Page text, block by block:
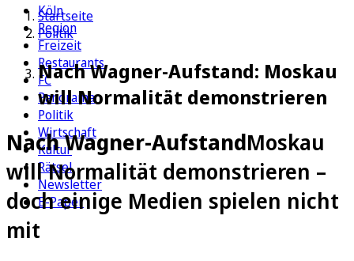
Köln
Region
Freizeit
Restaurants
FC
Panorama
Politik
Wirtschaft
Kultur
Rätsel
Newsletter
E-Paper
Startseite
Politik
Nach Wagner-Aufstand: Moskau
will Normalität demonstrieren
Nach Wagner-AufstandMoskau
will Normalität demonstrieren –
doch einige Medien spielen nicht
mit